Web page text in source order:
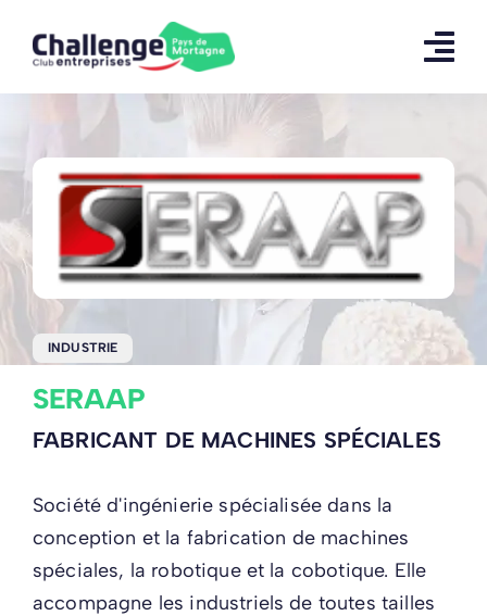
content
INDUSTRIE
SERAAP
FABRICANT DE MACHINES SPÉCIALES
Société d'ingénierie spécialisée dans la
conception et la fabrication de machines
spéciales, la robotique et la cobotique. Elle
accompagne les industriels de toutes tailles